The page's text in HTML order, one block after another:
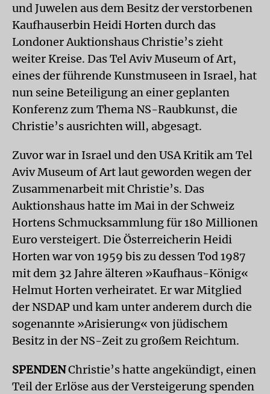
und Juwelen aus dem Besitz der verstorbenen
Kaufhauserbin Heidi Horten durch das
Londoner Auktionshaus Christie’s zieht
weiter Kreise. Das Tel Aviv Museum of Art,
eines der führende Kunstmuseen in Israel, hat
nun seine Beteiligung an einer geplanten
Konferenz zum Thema NS-Raubkunst, die
Christie’s ausrichten will, abgesagt.
Zuvor war in Israel und den USA Kritik am Tel
Aviv Museum of Art laut geworden wegen der
Zusammenarbeit mit Christie’s. Das
Auktionshaus hatte im Mai in der Schweiz
Hortens Schmucksammlung für 180 Millionen
Euro versteigert. Die Österreicherin Heidi
Horten war von 1959 bis zu dessen Tod 1987
mit dem 32 Jahre älteren »Kaufhaus-König«
Helmut Horten verheiratet. Er war Mitglied
der NSDAP und kam unter anderem durch die
sogenannte »Arisierung« von jüdischem
Besitz in der NS-Zeit zu großem Reichtum.
SPENDENChristie’s hatte angekündigt, einen
Teil der Erlöse aus der Versteigerung spenden